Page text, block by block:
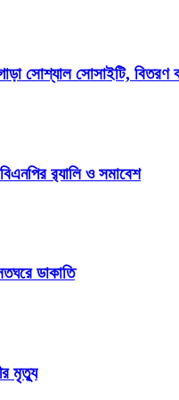
সোশ্যাল সোসাইটি, বিতরণ
র‌্যালি ও সমাবেশ
ডাকাতি
মৃত্যু